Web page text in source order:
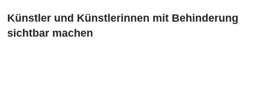
Künstler und Künstlerinnen mit Behinderung
sichtbar machen